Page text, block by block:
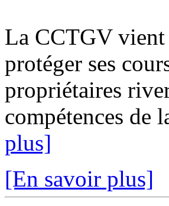
La CCTGV
protéger ses
propriétaires
compétences de
plus]
[En savoir plus]